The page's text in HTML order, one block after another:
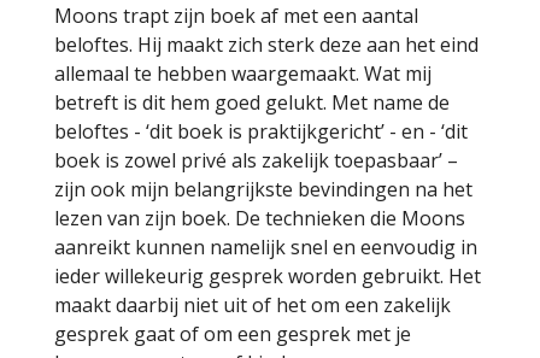
Moons trapt zijn boek af met een aantal
beloftes. Hij maakt zich sterk deze aan het eind
allemaal te hebben waargemaakt. Wat mij
betreft is dit hem goed gelukt. Met name de
beloftes - ‘dit boek is praktijkgericht’ - en - ‘dit
boek is zowel privé als zakelijk toepasbaar’ –
zijn ook mijn belangrijkste bevindingen na het
lezen van zijn boek. De technieken die Moons
aanreikt kunnen namelijk snel en eenvoudig in
ieder willekeurig gesprek worden gebruikt. Het
maakt daarbij niet uit of het om een zakelijk
gesprek gaat of om een gesprek met je